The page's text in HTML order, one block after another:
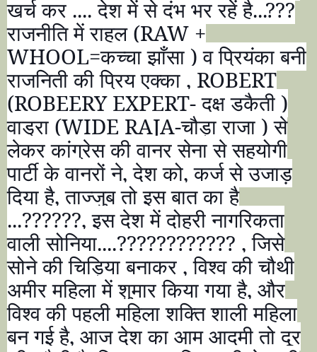
खर्च कर .... देश में से दंभ भर रहें है...???
राजनीति में राहुल (RAW +
WHOOL=कच्चा झाँसा ) व प्रियंका बनी
राजनिती की प्रिय एक्का , ROBERT
(ROBEERY EXPERT-दक्ष डकैती )
वाड्रा (WIDE RAJA-चौड़ा राजा ) से
लेकर कांग्रेस की वानर सेना से सहयोगी
पार्टी के वानरों ने,देश को,कर्ज से उजाड़
दिया है,ताज्जुब तो इस बात का है
...??????,इस देश में दोहरी नागरिकता
वाली सोनिया....???????????? ,जिसे
सोने की चिड़िया बनाकर ,विश्व की चौथी
अमीर महिला में शुमार किया गया है, और
विश्व की पहली महिला शक्ति शाली महिला
बन गई है, आज देश का आम आदमी तो दूर